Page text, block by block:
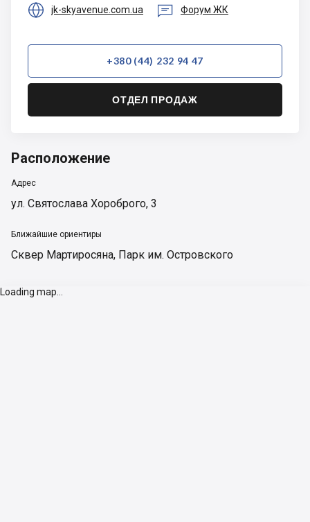
 jk-skyavenue.com.ua  Форум ЖК
+380 (44) 232 94 47
ОТДЕЛ ПРОДАЖ
Расположение
Адрес
ул. Святослава Хороброго, 3
Ближайшие ориентиры
Сквер Мартиросяна, Парк им. Островского
Loading map...